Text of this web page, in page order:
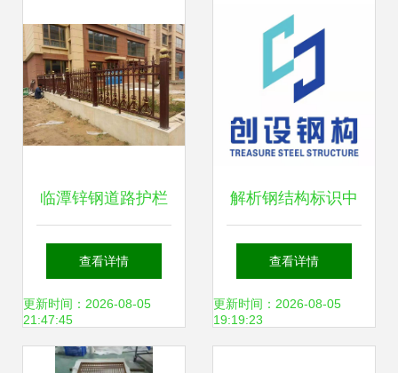
临潭锌钢道路护栏
专业厂家报价、来
图加工定做与完善
售后一站式服务
查看详情
更新时间：2026-08-05
21:47:45
解析钢结构标识中
的“钢压延加工” 含
义与应用
查看详情
更新时间：2026-08-05
19:19:23